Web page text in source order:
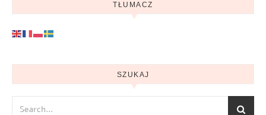
TŁUMACZ
SZUKAJ